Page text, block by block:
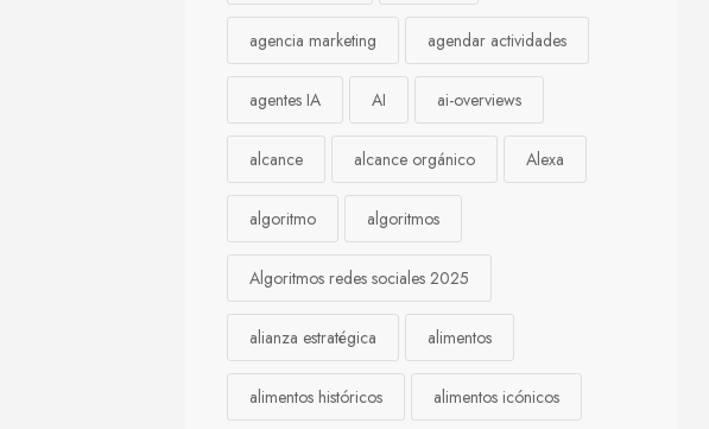
agencia marketing agendar actividades
agentes IA AI ai-overviews
alcance alcance orgánico Alexa
algoritmo algoritmos
Algoritmos redes sociales 2025
alianza estratégica alimentos
alimentos históricos alimentos icónicos